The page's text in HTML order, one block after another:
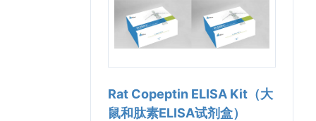
Rat Copeptin ELISA Kit（大
鼠和肽素ELISA试剂盒）